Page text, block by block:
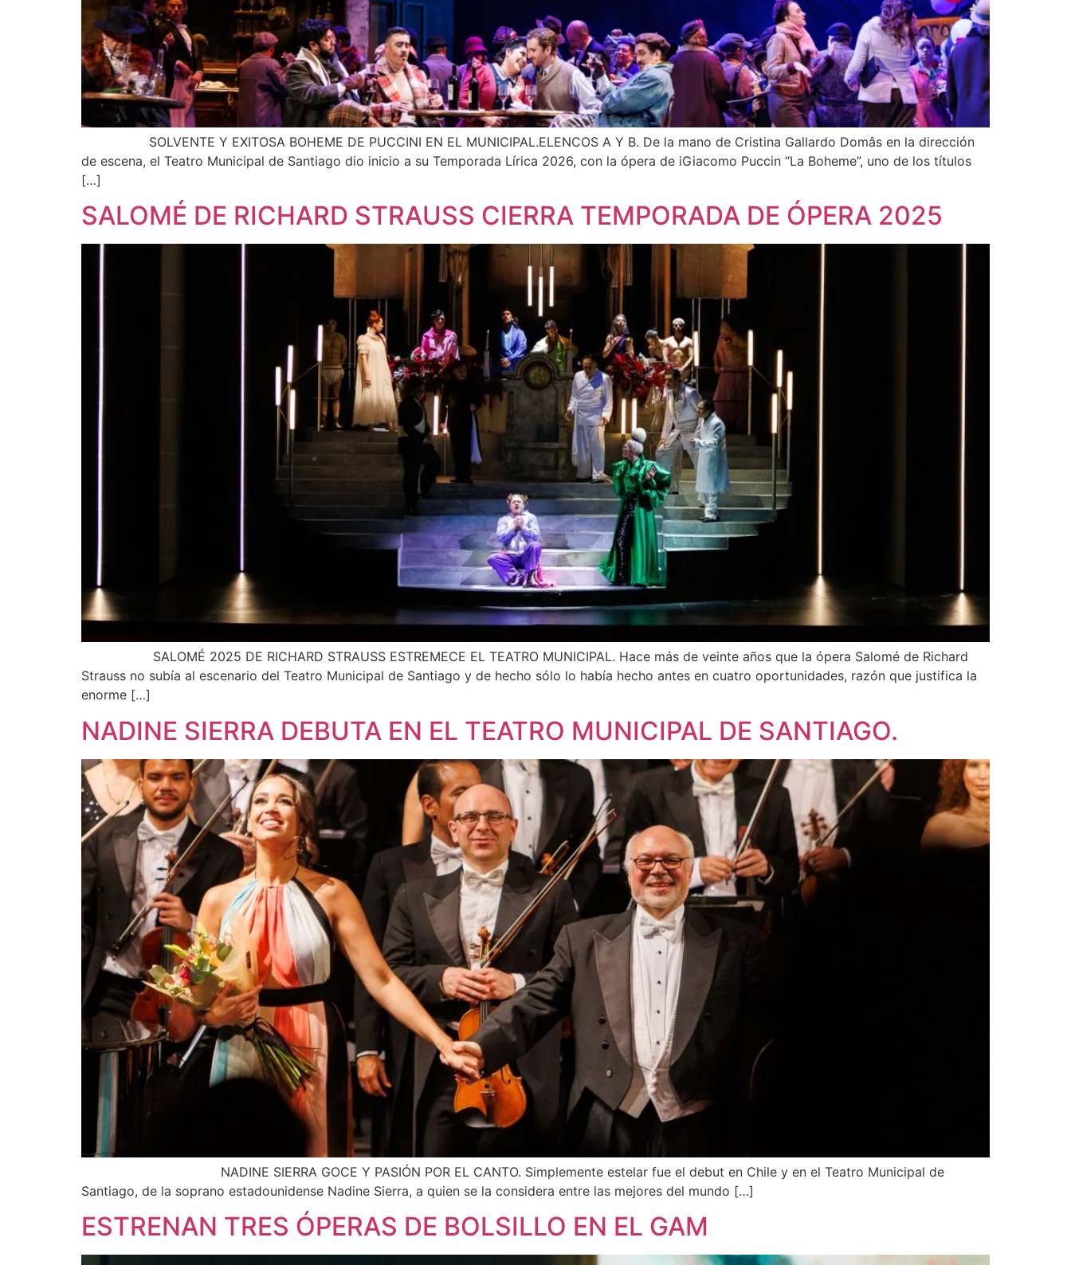
SOLVENTE Y EXITOSA BOHEME DE PUCCINI EN EL MUNICIPAL.ELENCOS A Y B. De la mano de Cristina Gallardo Domâs en la dirección
de escena, el Teatro Municipal de Santiago dio inicio a su Temporada Lírica 2026, con la ópera de iGiacomo Puccin “La Boheme”, uno de los títulos
[…]
SALOMÉ DE RICHARD STRAUSS CIERRA TEMPORADA DE ÓPERA 2025
SALOMÉ 2025 DE RICHARD STRAUSS ESTREMECE EL TEATRO MUNICIPAL. Hace más de veinte años que la ópera Salomé de Richard
Strauss no subía al escenario del Teatro Municipal de Santiago y de hecho sólo lo había hecho antes en cuatro oportunidades, razón que justifica la
enorme […]
NADINE SIERRA DEBUTA EN EL TEATRO MUNICIPAL DE SANTIAGO.
NADINE SIERRA GOCE Y PASIÓN POR EL CANTO. Simplemente estelar fue el debut en Chile y en el Teatro Municipal de
Santiago, de la soprano estadounidense Nadine Sierra, a quien se la considera entre las mejores del mundo […]
ESTRENAN TRES ÓPERAS DE BOLSILLO EN EL GAM